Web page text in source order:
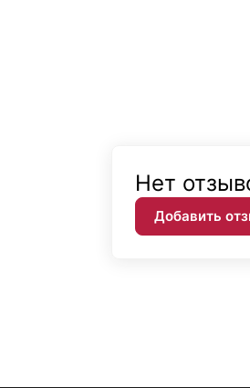
Нет
Добавить